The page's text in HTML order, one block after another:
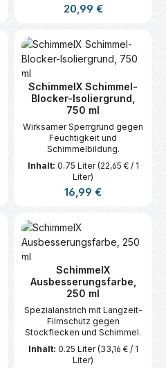
Regulärer Preis:
20,99 €
SchimmelX Schimmel-
Blocker-Isoliergrund,
750 ml
Wirksamer Sperrgrund gegen
Feuchtigkeit und
Schimmelbildung.
Inhalt: 0.75 Liter(22,65 € / 1
Liter)
Regulärer Preis:
16,99 €
SchimmelX
Ausbesserungsfarbe,
250 ml
Spezialanstrich mit Langzeit-
Filmschutz gegen
Stockflecken und Schimmel.
Inhalt: 0.25 Liter(33,16 € / 1
Liter)